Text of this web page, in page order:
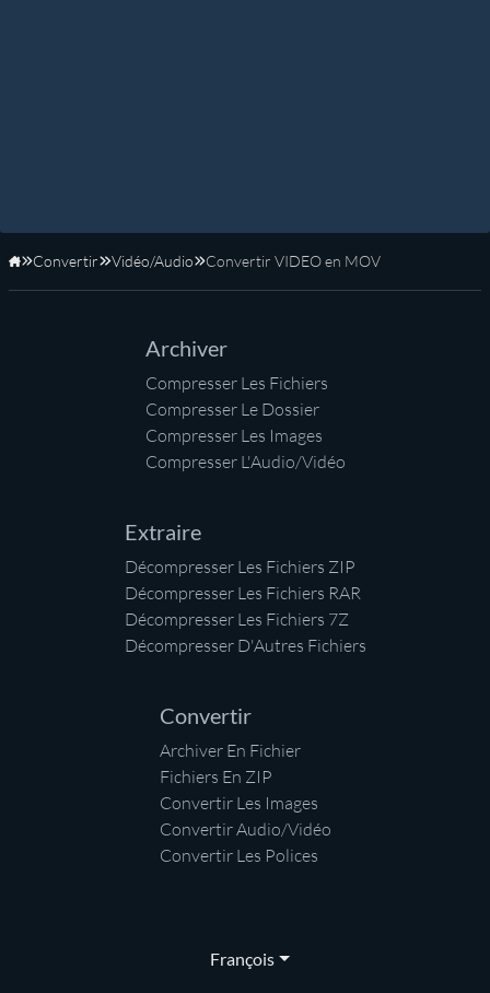
Accueil
Convertir Vidéo/Audio Convertir VIDEO en MOV
Archiver
Compresser Les Fichiers
Compresser Le Dossier
Compresser Les Images
Compresser L'Audio/Vidéo
Extraire
Décompresser Les Fichiers ZIP
Décompresser Les Fichiers RAR
Décompresser Les Fichiers 7Z
Décompresser D'Autres Fichiers
Convertir
Archiver En Fichier
Fichiers En ZIP
Convertir Les Images
Convertir Audio/Vidéo
Convertir Les Polices
François